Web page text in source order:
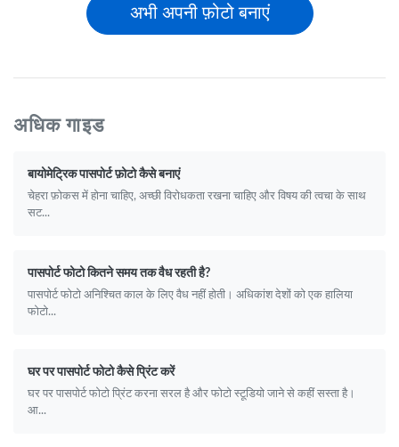
अभी अपनी फ़ोटो बनाएं
अधिक गाइड
बायोमेट्रिक पासपोर्ट फ़ोटो कैसे बनाएं
चेहरा फ़ोकस में होना चाहिए, अच्छी विरोधकता रखना चाहिए और विषय की त्वचा के साथ
सट...
पासपोर्ट फोटो कितने समय तक वैध रहती है?
पासपोर्ट फोटो अनिश्चित काल के लिए वैध नहीं होती। अधिकांश देशों को एक हालिया
फोटो...
घर पर पासपोर्ट फोटो कैसे प्रिंट करें
घर पर पासपोर्ट फोटो प्रिंट करना सरल है और फोटो स्टूडियो जाने से कहीं सस्ता है।
आ...